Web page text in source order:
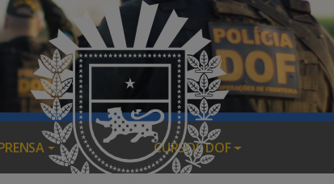
CURSOS DOF